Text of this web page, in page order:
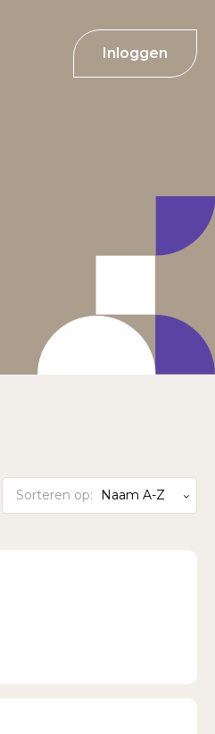
Inloggen
Sorteren op: Naam A-Z